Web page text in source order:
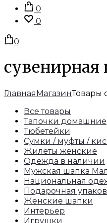
запись
0
0
0
ГлавнаяМагазинТовары
Все товары
Тапочки домашние
Тюбетейки
Сумки / муфты /
Жилеты женские
Одежда в наличии
Мужская шапка
Национальная
Подарочная
Женские шапки
Интерьер
Игрушки